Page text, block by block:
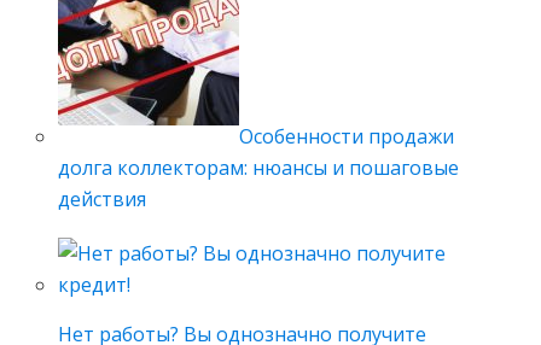
Особенности продажи
долга коллекторам: нюансы и пошаговые
действия
Нет работы? Вы однозначно получите